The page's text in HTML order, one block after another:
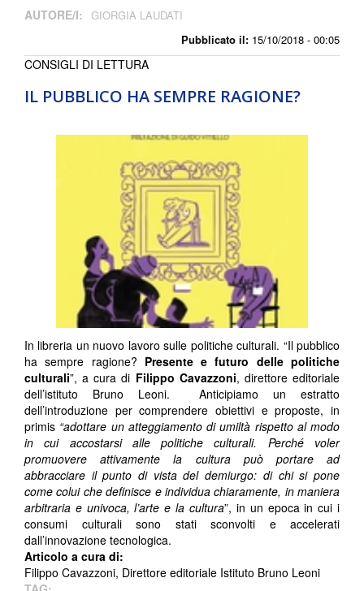
Pubblicato il: 15/10/2018 - 00:05
AUTORE/I: GIORGIA LAUDATI
IL PUBBLICO HA SEMPRE RAGIONE?
CONSIGLI DI LETTURA
In libreria un nuovo lavoro sulle politiche culturali. “Il pubblico
ha sempre ragione? Presente e futuro delle politiche
culturali”, a cura di Filippo Cavazzoni, direttore editoriale
dell’istituto Bruno Leoni. Anticipiamo un estratto
dell’introduzione per comprendere obiettivi e proposte, in
primis “adottare un atteggiamento di umiltà rispetto al modo
in cui accostarsi alle politiche culturali. Perché voler
promuovere attivamente la cultura può portare ad
abbracciare il punto di vista del demiurgo: di chi si pone
come colui che definisce e individua chiaramente, in maniera
arbitraria e univoca, l’arte e la cultura”, in un epoca in cui i
consumi culturali sono stati sconvolti e accelerati
dall’innovazione tecnologica.
Articolo a cura di:
Filippo Cavazzoni, Direttore editoriale Istituto Bruno Leoni